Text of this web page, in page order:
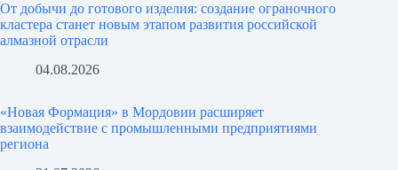
От добычи до готового изделия: создание ограночного
кластера станет новым этапом развития российской
алмазной отрасли
04.08.2026
«Новая Формация» в Мордовии расширяет
взаимодействие с промышленными предприятиями
региона